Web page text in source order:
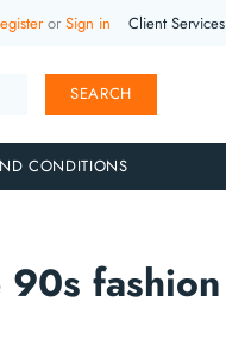
or Sign in Client Services
SEARCH
CONDITIONS
fashion